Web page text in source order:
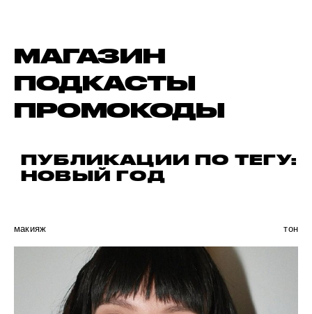
МАГАЗИН
ПОДКАСТЫ
ПРОМОКОДЫ
ПУБЛИКАЦИИ ПО ТЕГУ:
НОВЫЙ ГОД
макияж тон